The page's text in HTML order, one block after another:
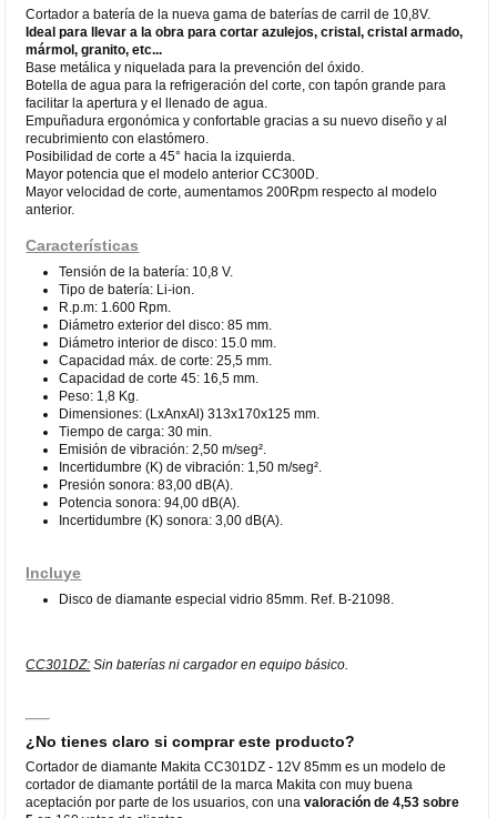
Cortador a batería de la nueva gama de baterías de carril de 10,8V.
Ideal para llevar a la obra para cortar azulejos, cristal, cristal armado,
mármol, granito, etc...
Base metálica y niquelada para la prevención del óxido.
Botella de agua para la refrigeración del corte, con tapón grande para
facilitar la apertura y el llenado de agua.
Empuñadura ergonómica y confortable gracias a su nuevo diseño y al
recubrimiento con elastómero.
Posibilidad de corte a 45° hacia la izquierda.
Mayor potencia que el modelo anterior CC300D.
Mayor velocidad de corte, aumentamos 200Rpm respecto al modelo
anterior.
Características
Tensión de la batería: 10,8 V.
Tipo de batería: Li-ion.
R.p.m: 1.600 Rpm.
Diámetro exterior del disco: 85 mm.
Diámetro interior de disco: 15.0 mm.
Capacidad máx. de corte: 25,5 mm.
Capacidad de corte 45: 16,5 mm.
Peso: 1,8 Kg.
Dimensiones: (LxAnxAl) 313x170x125 mm.
Tiempo de carga: 30 min.
Emisión de vibración: 2,50 m/seg².
Incertidumbre (K) de vibración: 1,50 m/seg².
Presión sonora: 83,00 dB(A).
Potencia sonora: 94,00 dB(A).
Incertidumbre (K) sonora: 3,00 dB(A).
Incluye
Disco de diamante especial vidrio 85mm. Ref. B-21098.
CC301DZ: Sin baterías ni cargador en equipo básico.
¿No tienes claro si comprar este producto?
Cortador de diamante Makita CC301DZ - 12V 85mm es un modelo de
cortador de diamante portátil de la marca Makita con muy buena
aceptación por parte de los usuarios, con unavaloración de 4,53 sobre